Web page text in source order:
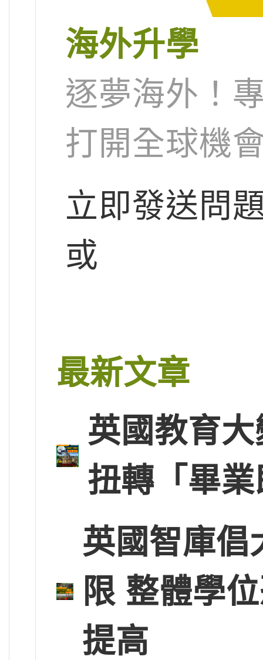
海外升學
逐夢海外！
打開全球機
立即發送問
或
最新文章
英國教育
扭轉「畢
英國智庫倡
限 整體學
提高